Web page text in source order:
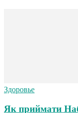
Здоровье
Як приймати